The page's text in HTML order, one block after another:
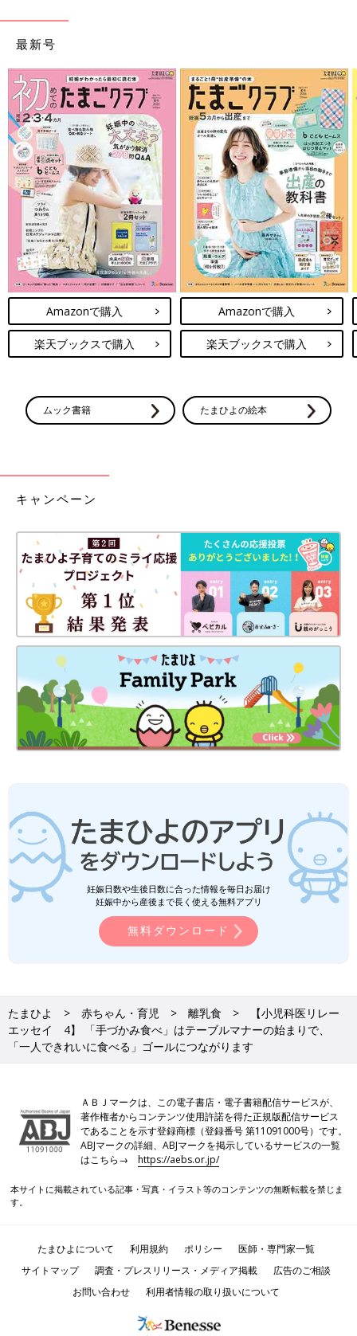
最新号
Amazonで購入
楽天ブックスで購入
Amazonで購入
楽天ブックスで購入
ムック書籍 たまひよの絵本
キャンペーン
妊娠日数や生後日数に合った情報を毎日お届け
妊娠中から産後まで長く使える無料アプリ
無料ダウンロード
たまひよ 赤ちゃん・育児 離乳食
【小児科医リレー
エッセイ 4】 「手づかみ食べ」はテーブルマナーの始まりで、
「一人できれいに食べる」ゴールにつながります
ＡＢＪマークは、この電子書店・電子書籍配信サービスが、
著作権者からコンテンツ使用許諾を得た正規版配信サービス
であることを示す登録商標（登録番号 第11091000号）です。
ABJマークの詳細、ABJマークを掲示しているサービスの一覧
はこちら→https://aebs.or.jp/
本サイトに掲載されている記事・写真・イラスト等のコンテンツの無断転載を禁じま
す。
たまひよについて 利用規約 ポリシー
医師・専門家一覧
サイトマップ
調査・プレスリリース・メディア掲載
広告のご相談
お問い合わせ
利用者情報の取り扱いについて